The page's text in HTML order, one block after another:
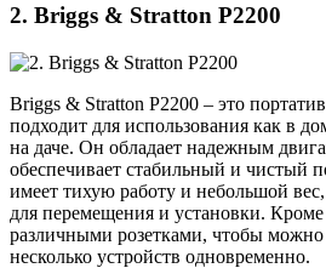
2. Briggs & Stratton P2200
Briggs & Stratton P2200 – это
подходит для использования как в
на даче. Он обладает надежным
обеспечивает стабильный и чистый
имеет тихую работу и небольшой
для перемещения и установки.
различными розетками, чтобы
несколько устройств одновременно.